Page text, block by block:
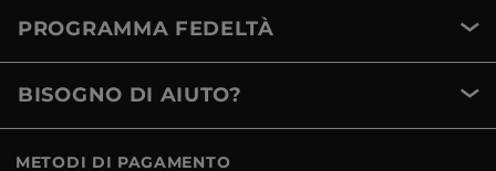
PROGRAMMA FEDELTÀ
BISOGNO DI AIUTO?
METODI DI PAGAMENTO